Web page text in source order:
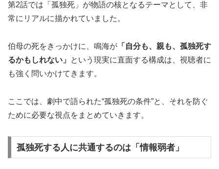
第2話では「孤独死」が物語の核となるテーマとして、非
常にリアルに描かれていました。
伯母の死をきっかけに、鳴海が 「自分も、親も、孤独死す
るかもしれない」
という現実に直面する構成は、視聴者に
も強く問いかけてきます。
ここでは、劇中で語られた“孤独死の条件”と、それを防ぐ
ために必要な視点をまとめていきます。
孤独死する人に共通するのは「情報弱者」